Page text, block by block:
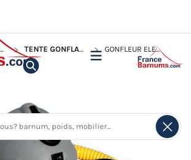
TENTE GONFLABLE PUBLICITAIRE PERSONNALISABLE GONFLEUR ÉLECTRIQUE HAUTE PERFORMANCE 220V